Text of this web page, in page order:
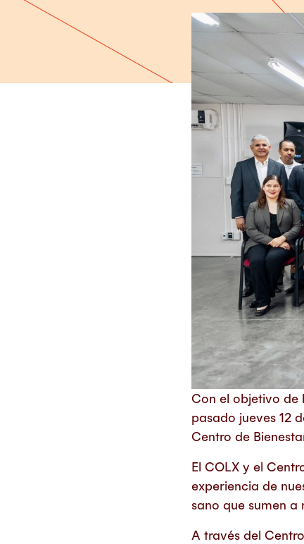
Con el objetivo de
pasado jueves 12
Centro de
El COLX y el
experiencia de
sano que sumen a
A través del